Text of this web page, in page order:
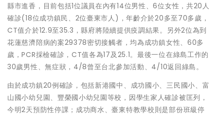
縣市進香，目前包括1位議員在內有14位男性、6位女性，共20人
確診(18位成功鎮民、2位臺東市人)，年齡介於20多至70多歲，
CT值介於12.9至35.3，縣府將陸續提供疫調結果。另外2位為到
花蓮慈濟陪病的案29378密切接觸者，均為成功鎮女性、60多
歲，PCR採檢確診，CT值各為17及25.1。最後一位在綠島工作的
30歲男性、無症狀，4/8曾至台北參加活動、4/10返回綠島。
由於成功鎮20例確診，包括新港國中、成功國小、三民國小、富
山國小幼兒園、豐榮國小幼兒園等校，因學生家人確診被匡列，
今明2天預防性停課；成功商水、臺東特教學校則是部份班級停